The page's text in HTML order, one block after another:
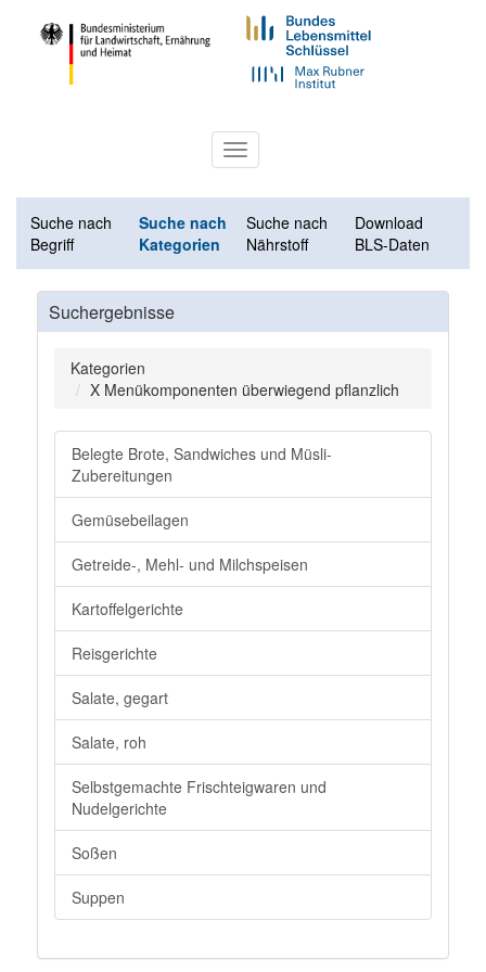
Toggle
navigation
Suche nach
Begriff
Suche nach
Kategorien
Suche nach
Nährstoff
Download
BLS-Daten
Suchergebnisse
Kategorien
X Menükomponenten überwiegend pflanzlich
Belegte Brote, Sandwiches und Müsli-
Zubereitungen
Gemüsebeilagen
Getreide-, Mehl- und Milchspeisen
Kartoffelgerichte
Reisgerichte
Salate, gegart
Salate, roh
Selbstgemachte Frischteigwaren und
Nudelgerichte
Soßen
Suppen